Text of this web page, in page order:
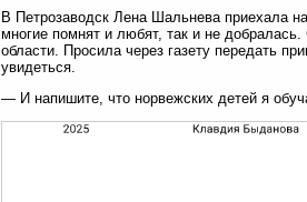
В Петрозаводск Лена Шальнева приехала
многие помнят и любят, так и не
области. Просила через газету передать
увидеться.
— И напишите, что норвежских детей я